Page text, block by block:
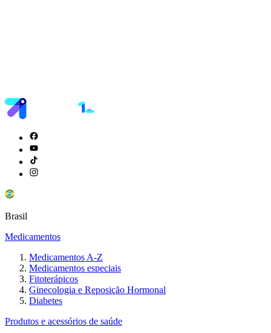
Brasil
Medicamentos
Medicamentos A-Z
Medicamentos especiais
Fitoterápicos
Ginecologia e Reposição Hormonal
Diabetes
Produtos e acessórios de saúde